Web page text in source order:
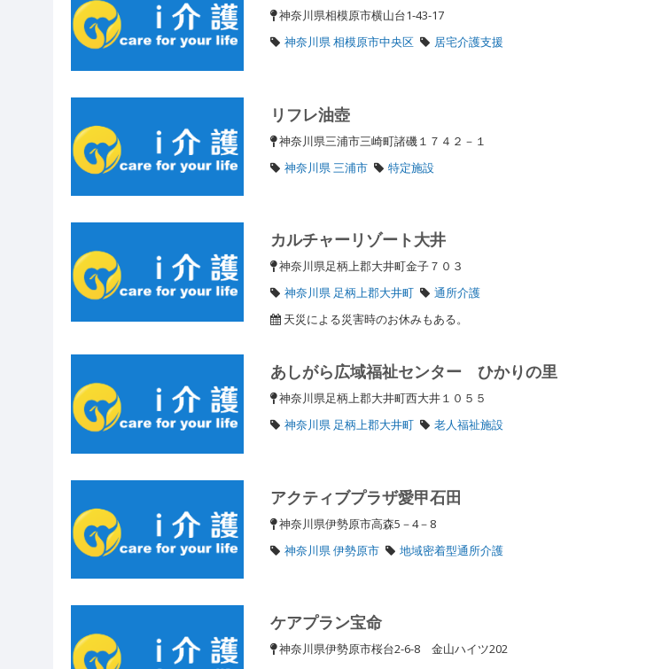
神奈川県相模原市横山台1-43-17
神奈川県 相模原市中央区
居宅介護支援
リフレ油壺
神奈川県三浦市三崎町諸磯１７４２－１
神奈川県 三浦市
特定施設
カルチャーリゾート大井
神奈川県足柄上郡大井町金子７０３
神奈川県 足柄上郡大井町
通所介護
天災による災害時のお休みもある。
あしがら広域福祉センター ひかりの里
神奈川県足柄上郡大井町西大井１０５５
神奈川県 足柄上郡大井町
老人福祉施設
アクティブプラザ愛甲石田
神奈川県伊勢原市高森5－4－8
神奈川県 伊勢原市
地域密着型通所介護
ケアプラン宝命
神奈川県伊勢原市桜台2-6-8 金山ハイツ202